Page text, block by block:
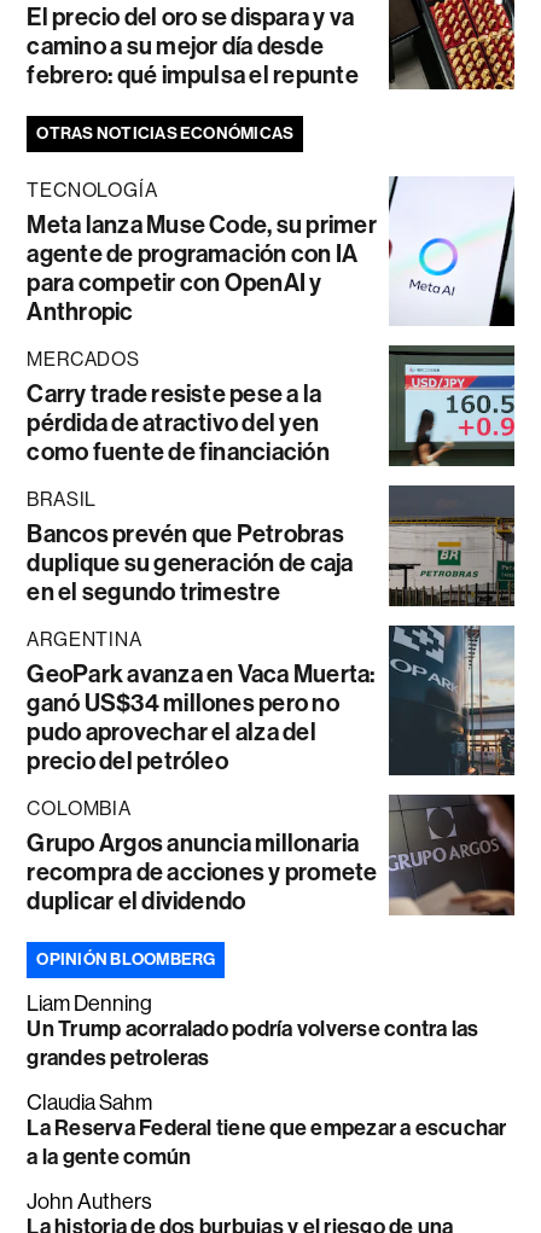
El precio del oro se dispara y va
camino a su mejor día desde
febrero: qué impulsa el repunte
OTRAS NOTICIAS ECONÓMICAS
TECNOLOGÍA
Meta lanza Muse Code, su primer
agente de programación con IA
para competir con OpenAI y
Anthropic
MERCADOS
Carry trade resiste pese a la
pérdida de atractivo del yen
como fuente de financiación
BRASIL
Bancos prevén que Petrobras
duplique su generación de caja
en el segundo trimestre
ARGENTINA
GeoPark avanza en Vaca Muerta:
ganó US$34 millones pero no
pudo aprovechar el alza del
precio del petróleo
COLOMBIA
Grupo Argos anuncia millonaria
recompra de acciones y promete
duplicar el dividendo
OPINIÓN BLOOMBERG
Liam Denning
Un Trump acorralado podría volverse contra las
grandes petroleras
Claudia Sahm
La Reserva Federal tiene que empezar a escuchar
a la gente común
John Authers
La historia de dos burbujas y el riesgo de una